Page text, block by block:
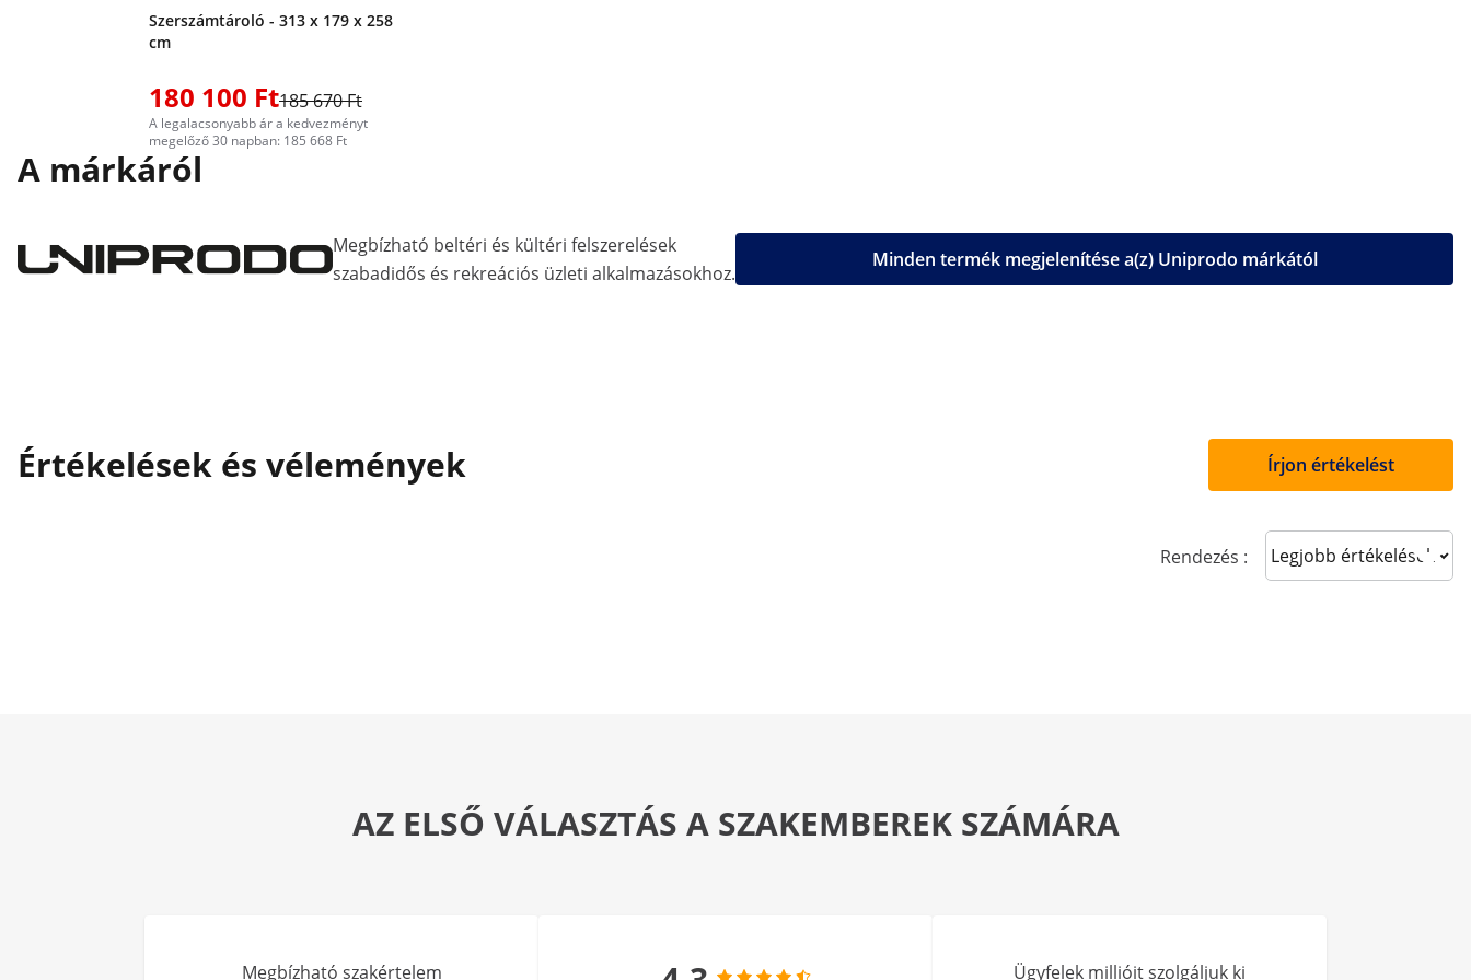
Szerszámtároló - 313 x 179 x 258
cm
180 100 Ft185 670 Ft
A legalacsonyabb ár a kedvezményt
megelőző 30 napban: 185 668 Ft
A márkáról
Megbízható beltéri és kültéri felszerelések
szabadidős és rekreációs üzleti alkalmazásokhoz.
Minden termék megjelenítése a(z) Uniprodo márkától
Értékelések és vélemények Írjon értékelést
Rendezés : Sort reviews
AZ ELSŐ VÁLASZTÁS A SZAKEMBEREK SZÁMÁRA
Megbízható szakértelem Ügyfelek millióit szolgáljuk ki